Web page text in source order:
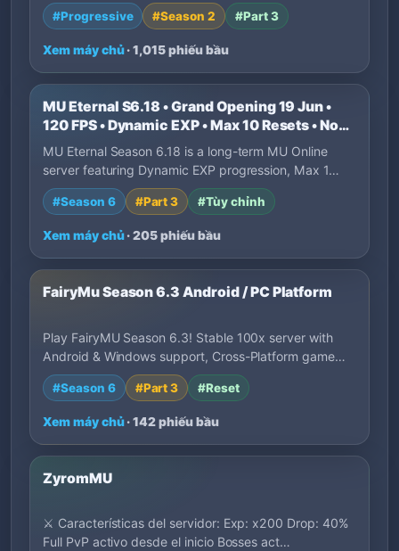
#Progressive #Season 2 #Part 3
Xem máy chủ· 1,015 phiếu bầu
MU Eternal S6.18 • Grand Opening 19 Jun •
120 FPS • Dynamic EXP • Max 10 Resets • No
P2W
MU Eternal Season 6.18 is a long-term MU Online
server featuring Dynamic EXP progression, Max 1…
#Season 6 #Part 3 #Tùy chỉnh
Xem máy chủ· 205 phiếu bầu
FairyMu Season 6.3 Android / PC Platform
Play FairyMU Season 6.3! Stable 100x server with
Android & Windows support, Cross-Platform game…
#Season 6 #Part 3 #Reset
Xem máy chủ· 142 phiếu bầu
ZyromMU
⚔️ Características del servidor: Exp: x200 Drop: 40%
Full PvP activo desde el inicio Bosses act…